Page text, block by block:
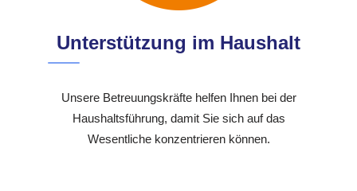
Unterstützung im Haushalt
Unsere Betreuungskräfte helfen Ihnen bei der
Haushaltsführung, damit Sie sich auf das
Wesentliche konzentrieren können.